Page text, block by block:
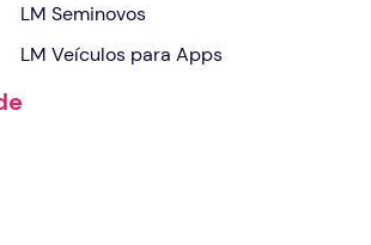
LM Veículos para Apps
LM Seminovos